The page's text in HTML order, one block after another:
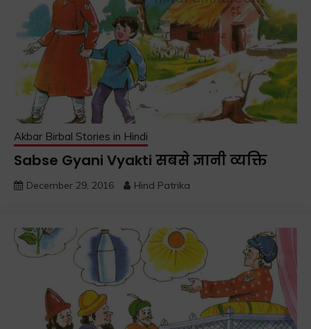
Akbar Birbal Stories in Hindi
Sabse Gyani Vyakti सबसे ज्ञानी व्यक्ति
December 29, 2016 Hind Patrika